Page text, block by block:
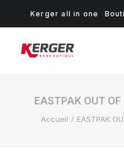
Kerger all in one
EASTPAK OUT OF
Accueil EASTPAK